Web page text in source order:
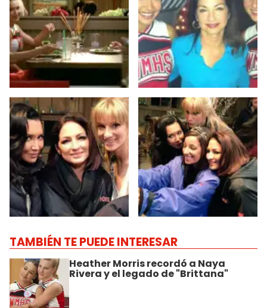
TAMBIÉN TE PUEDE INTERESAR
Heather Morris recordó a Naya
Rivera y el legado de "Brittana"